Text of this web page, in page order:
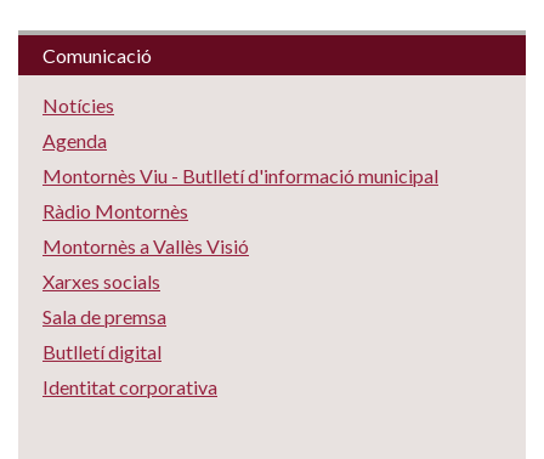
Comunicació
Notícies
Agenda
Montornès Viu - Butlletí d'informació municipal
Ràdio Montornès
Montornès a Vallès Visió
Xarxes socials
Sala de premsa
Butlletí digital
Identitat corporativa